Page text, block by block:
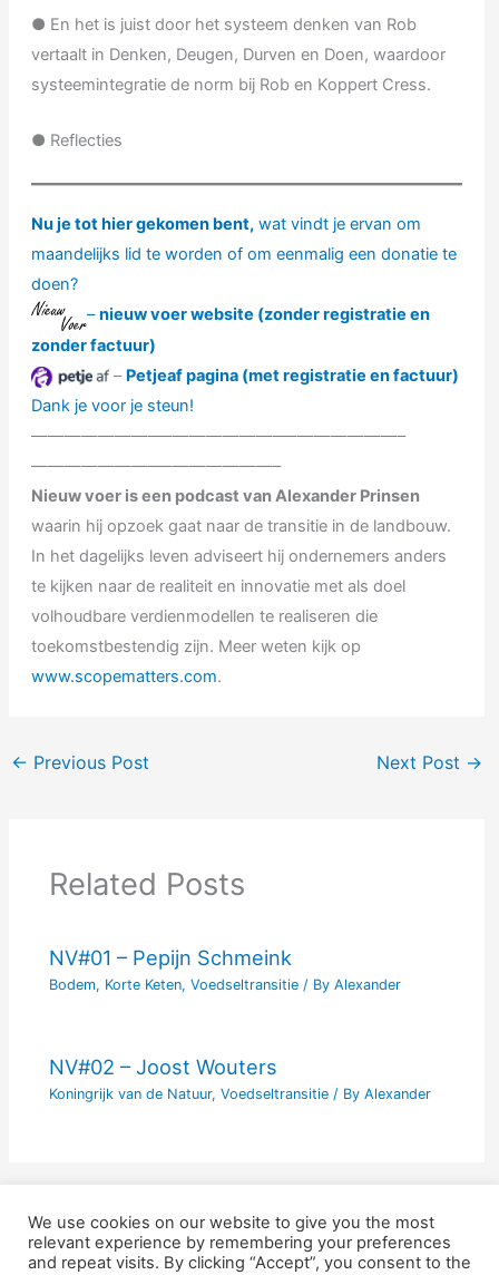
● En het is juist door het systeem denken van Rob
vertaalt in Denken, Deugen, Durven en Doen, waardoor
systeemintegratie de norm bij Rob en Koppert Cress.
● Reflecties
Nu je tot hier gekomen bent,wat vindt je ervan om
maandelijks lid te worden of om eenmalig een donatie te
doen?
– ⁠⁠⁠nieuw voer website (zonder registratie en
zonder factuur)
– Petjeaf pagina (met registratie en factuur)
Dank je voor je steun!
———————–———————–———————–
———————–———————–
Nieuw voer is een podcast van Alexander Prinsen
waarin hij opzoek gaat naar de transitie in de landbouw.
In het dagelijks leven adviseert hij ondernemers anders
te kijken naar de realiteit en innovatie met als doel
volhoudbare verdienmodellen te realiseren die
toekomstbestendig zijn. Meer weten kijk op
www.scopematters.com.
← Previous Post Next Post →
Related Posts
NV#01 – Pepijn Schmeink
Bodem, Korte Keten,Voedseltransitie / ByAlexander
NV#02 – Joost Wouters
Koningrijk van de Natuur,Voedseltransitie / ByAlexander
Nieuw Voer is een handelsnaam van Scope Matters en is
We use cookies on our website to give you the most
relevant experience by remembering your preferences
and repeat visits. By clicking “Accept”, you consent to the